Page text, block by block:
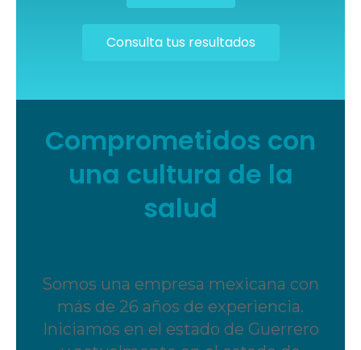
Consulta tus resultados
Comprometidos con
una cultura de la
salud
Somos una empresa mexicana con
más de 26 años de experiencia.
Iniciamos en el estado de Guerrero